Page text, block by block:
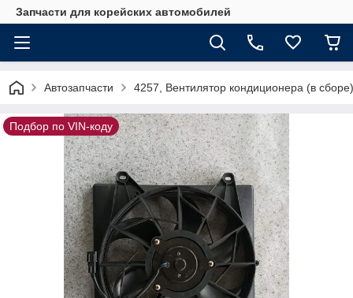
Запчасти для корейских автомобилей
Автозапчасти 4257, Вентилятор кондиционера (в сборе)
Подбор по VIN-коду